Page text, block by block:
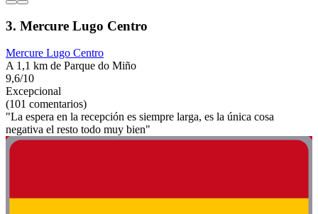
3. Mercure Lugo Centro
Mercure Lugo Centro
A 1,1 km de Parque do Miño
9,6/10
Excepcional
(101 comentarios)
"La espera en la recepción es siempre larga, es la única cosa
negativa el resto todo muy bien"